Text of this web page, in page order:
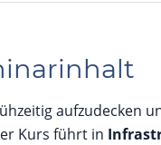
aufzudecken
Kurs führt in